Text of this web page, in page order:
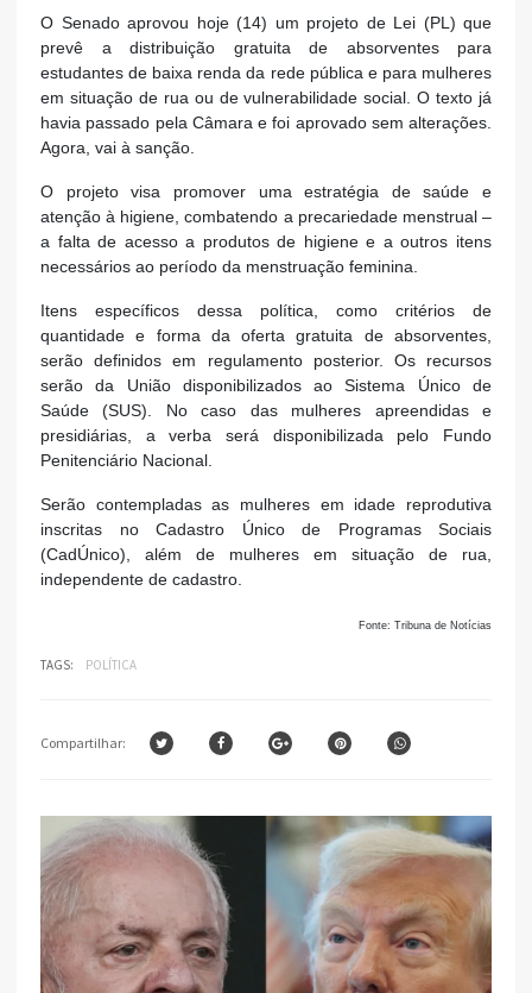
O Senado aprovou hoje (14) um projeto de Lei (PL) que
prevê a distribuição gratuita de absorventes para
estudantes de baixa renda da rede pública e para mulheres
em situação de rua ou de vulnerabilidade social. O texto já
havia passado pela Câmara e foi aprovado sem alterações.
Agora, vai à sanção.
O projeto visa promover uma estratégia de saúde e
atenção à higiene, combatendo a precariedade menstrual –
a falta de acesso a produtos de higiene e a outros itens
necessários ao período da menstruação feminina.
Itens específicos dessa política, como critérios de
quantidade e forma da oferta gratuita de absorventes,
serão definidos em regulamento posterior. Os recursos
serão da União disponibilizados ao Sistema Único de
Saúde (SUS). No caso das mulheres apreendidas e
presidiárias, a verba será disponibilizada pelo Fundo
Penitenciário Nacional.
Serão contempladas as mulheres em idade reprodutiva
inscritas no Cadastro Único de Programas Sociais
(CadÚnico), além de mulheres em situação de rua,
independente de cadastro.
Fonte: Tribuna de Notícias
TAGS: POLÍTICA
Compartilhar: